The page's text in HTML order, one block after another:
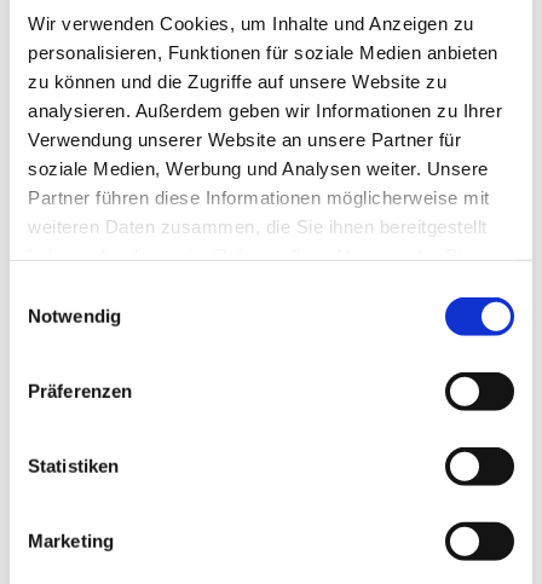
Wir verwenden Cookies, um Inhalte und Anzeigen zu
personalisieren, Funktionen für soziale Medien anbieten
zu können und die Zugriffe auf unsere Website zu
analysieren. Außerdem geben wir Informationen zu Ihrer
Verwendung unserer Website an unsere Partner für
soziale Medien, Werbung und Analysen weiter. Unsere
Partner führen diese Informationen möglicherweise mit
weiteren Daten zusammen, die Sie ihnen bereitgestellt
Notwendig
Präferenzen
Statistiken
Marketing